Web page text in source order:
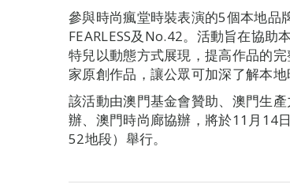
參與時尚瘋堂時裝表演的5個本地品
FEARLESS及No.42。活動旨在協
特兒以動態方式展現，提高作品的
家原創作品，讓公眾可加深了解本地
該活動由澳門基金會贊助、澳門生
辦、澳門時尚廊協辦，將於11月14
52地段）舉行。